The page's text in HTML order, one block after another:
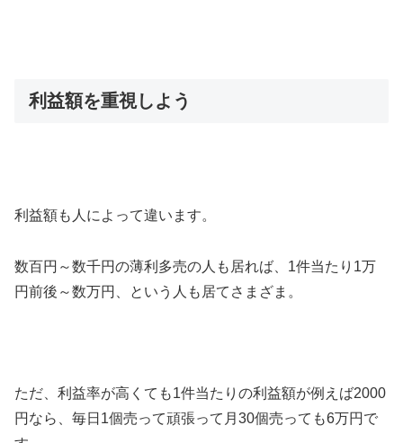
利益額を重視しよう
利益額も人によって違います。
数百円～数千円の薄利多売の人も居れば、1件当たり1万
円前後～数万円、という人も居てさまざま。
ただ、利益率が高くても1件当たりの利益額が例えば2000
円なら、毎日1個売って頑張って月30個売っても6万円で